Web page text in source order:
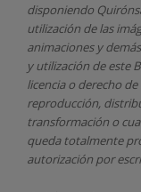
disponiendo
utilización de las
animaciones y
y utilización de este
licencia o derecho
reproducción,
transformación o
queda totalmente
autorización por